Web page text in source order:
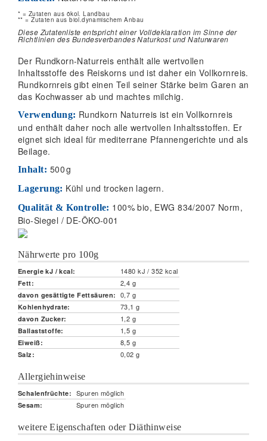
* = Zutaten aus ökol. Landbau
** = Zutaten aus biol.dynamischem Anbau
Diese Zutatenliste entspricht einer Volldeklaration im Sinne der
Richtlinien des Bundesverbandes Naturkost und Naturwaren
Der Rundkorn-Naturreis enthält alle wertvollen
Inhaltsstoffe des Reiskorns und ist daher ein Vollkornreis.
Rundkornreis gibt einen Teil seiner Stärke beim Garen an
das Kochwasser ab und machtes milchig.
Verwendung: Rundkorn Naturreis ist ein Vollkornreis
und enthält daher noch alle wertvollen Inhaltsstoffen. Er
eignet sich ideal für mediterrane Pfannengerichte und als
Beilage.
Inhalt: 500g
Lagerung: Kühl und trocken lagern.
Qualität & Kontrolle: 100% bio, EWG 834/2007 Norm,
Bio-Siegel / DE-ÖKO-001
Nährwerte pro 100g
Energie kJ / kcal: 1480 kJ / 352 kcal
Fett: 2,4 g
davon gesättigte Fettsäuren: 0,7 g
Kohlenhydrate: 73,1 g
davon Zucker: 1,2 g
Ballaststoffe: 1,5 g
Eiweiß: 8,5 g
Salz: 0,02 g
Allergiehinweise
Schalenfrüchte: Spuren möglich
Sesam: Spuren möglich
weitere Eigenschaften oder Diäthinweise